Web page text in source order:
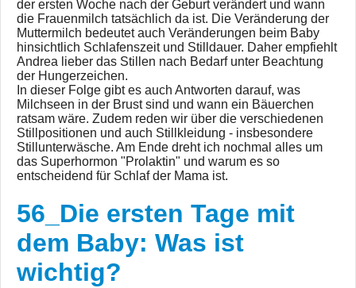
der ersten Woche nach der Geburt verändert und wann
die Frauenmilch tatsächlich da ist. Die Veränderung der
Muttermilch bedeutet auch Veränderungen beim Baby
hinsichtlich Schlafenszeit und Stilldauer. Daher empfiehlt
Andrea lieber das Stillen nach Bedarf unter Beachtung
der Hungerzeichen.
In dieser Folge gibt es auch Antworten darauf, was
Milchseen in der Brust sind und wann ein Bäuerchen
ratsam wäre. Zudem reden wir über die verschiedenen
Stillpositionen und auch Stillkleidung - insbesondere
Stillunterwäsche. Am Ende dreht ich nochmal alles um
das Superhormon "Prolaktin" und warum es so
entscheidend für Schlaf der Mama ist.
56_Die ersten Tage mit
dem Baby: Was ist
wichtig?